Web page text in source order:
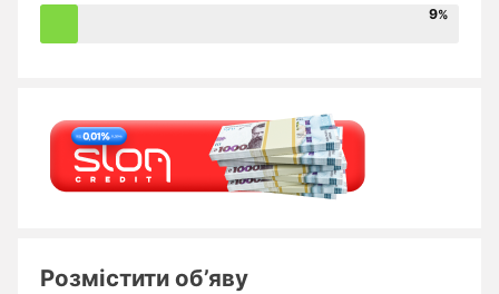
9
Розмістити об’яву